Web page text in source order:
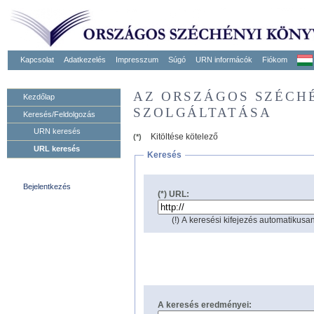
Kapcsolat Adatkezelés Impresszum Súgó URN informácók Fiókom
Kezdőlap
Keresés/Feldolgozás
URN keresés
URL keresés
Bejelentkezés
AZ ORSZÁGOS
SZOLGÁLTATÁSA
(*)
Kitöltése kötelező
Keresés
(*) URL:
(!) A keresési kifejezés
A keresés eredményei: